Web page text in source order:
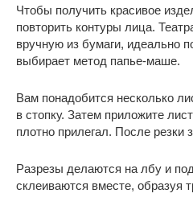
Чтобы получить красивое
повторить контуры лица.
вручную из бумаги, идеально
выбирает метод папье-маше.
Вам понадобится несколько
в стопку. Затем приложите
плотно прилегал. После резки
Разрезы делаются на лбу и
склеиваются вместе, образуя